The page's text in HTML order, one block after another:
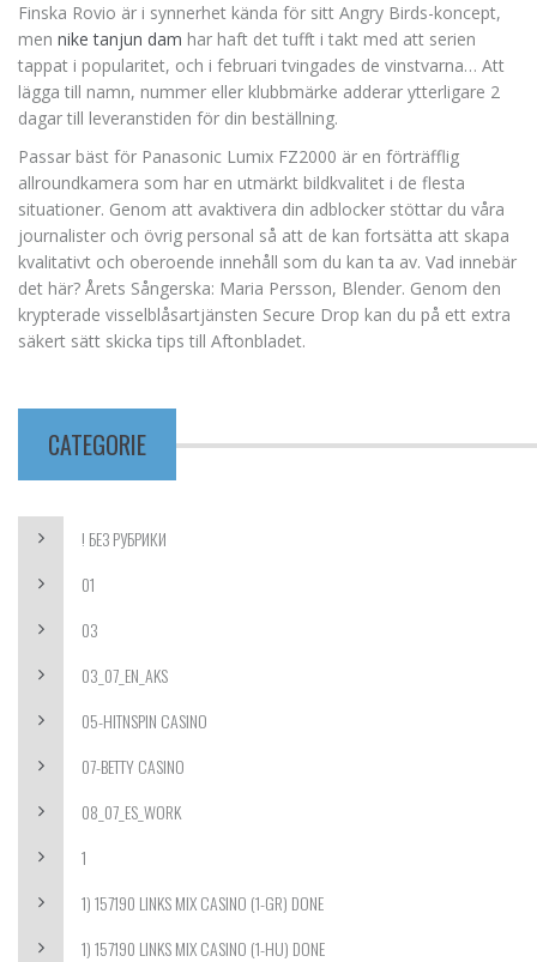
Finska Rovio är i synnerhet kända för sitt Angry Birds-koncept,
men nike tanjun dam har haft det tufft i takt med att serien
tappat i popularitet, och i februari tvingades de vinstvarna… Att
lägga till namn, nummer eller klubbmärke adderar ytterligare 2
dagar till leveranstiden för din beställning.
Passar bäst för Panasonic Lumix FZ2000 är en förträfflig
allroundkamera som har en utmärkt bildkvalitet i de flesta
situationer. Genom att avaktivera din adblocker stöttar du våra
journalister och övrig personal så att de kan fortsätta att skapa
kvalitativt och oberoende innehåll som du kan ta av. Vad innebär
det här? Årets Sångerska: Maria Persson, Blender. Genom den
krypterade visselblåsartjänsten Secure Drop kan du på ett extra
säkert sätt skicka tips till Aftonbladet.
CATEGORIE
! БЕЗ РУБРИКИ
01
03
03_07_EN_AKS
05-HITNSPIN CASINO
07-BETTY CASINO
08_07_ES_WORK
1
1) 157190 LINKS MIX CASINO (1-GR) DONE
1) 157190 LINKS MIX CASINO (1-HU) DONE